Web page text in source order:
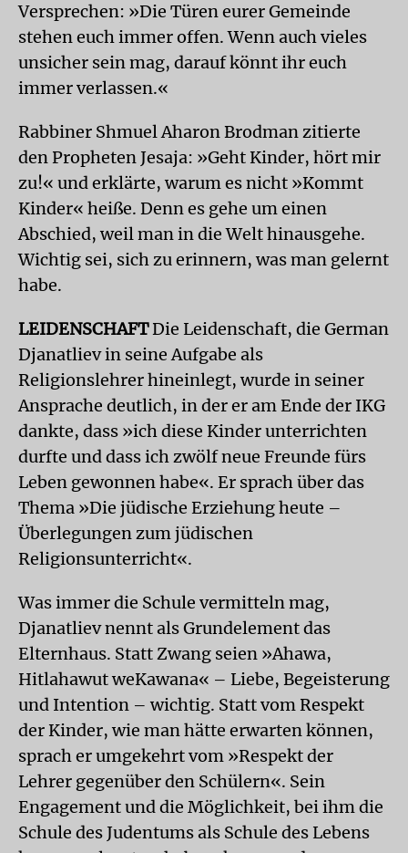
Versprechen: »Die Türen eurer Gemeinde
stehen euch immer offen. Wenn auch vieles
unsicher sein mag, darauf könnt ihr euch
immer verlassen.«
Rabbiner Shmuel Aharon Brodman zitierte
den Propheten Jesaja: »Geht Kinder, hört mir
zu!« und erklärte, warum es nicht »Kommt
Kinder« heiße. Denn es gehe um einen
Abschied, weil man in die Welt hinausgehe.
Wichtig sei, sich zu erinnern, was man gelernt
habe.
LEIDENSCHAFTDie Leidenschaft, die German
Djanatliev in seine Aufgabe als
Religionslehrer hineinlegt, wurde in seiner
Ansprache deutlich, in der er am Ende der IKG
dankte, dass »ich diese Kinder unterrichten
durfte und dass ich zwölf neue Freunde fürs
Leben gewonnen habe«. Er sprach über das
Thema »Die jüdische Erziehung heute –
Überlegungen zum jüdischen
Religionsunterricht«.
Was immer die Schule vermitteln mag,
Djanatliev nennt als Grundelement das
Elternhaus. Statt Zwang seien »Ahawa,
Hitlahawut weKawana« – Liebe, Begeisterung
und Intention – wichtig. Statt vom Res­pekt
der Kinder, wie man hätte erwarten können,
sprach er umgekehrt vom »Respekt der
Lehrer gegenüber den Schülern«. Sein
Engagement und die Möglichkeit, bei ihm die
Schule des Judentums als Schule des Lebens